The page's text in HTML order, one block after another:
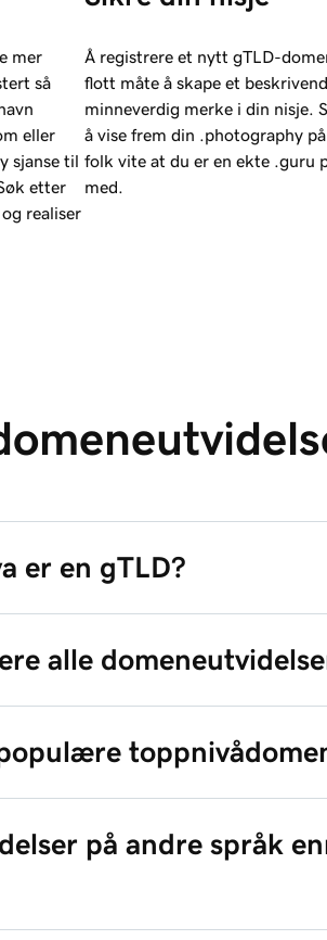
mer
så
eller
sjanse til
etter
realiser
Å registrere et nytt gTLD-
flott måte å skape et
minneverdig merke i din nisje.
å vise frem din .photography
folk vite at du er en ekte .guru
med.
er en gTLD?
alle
på andre språk